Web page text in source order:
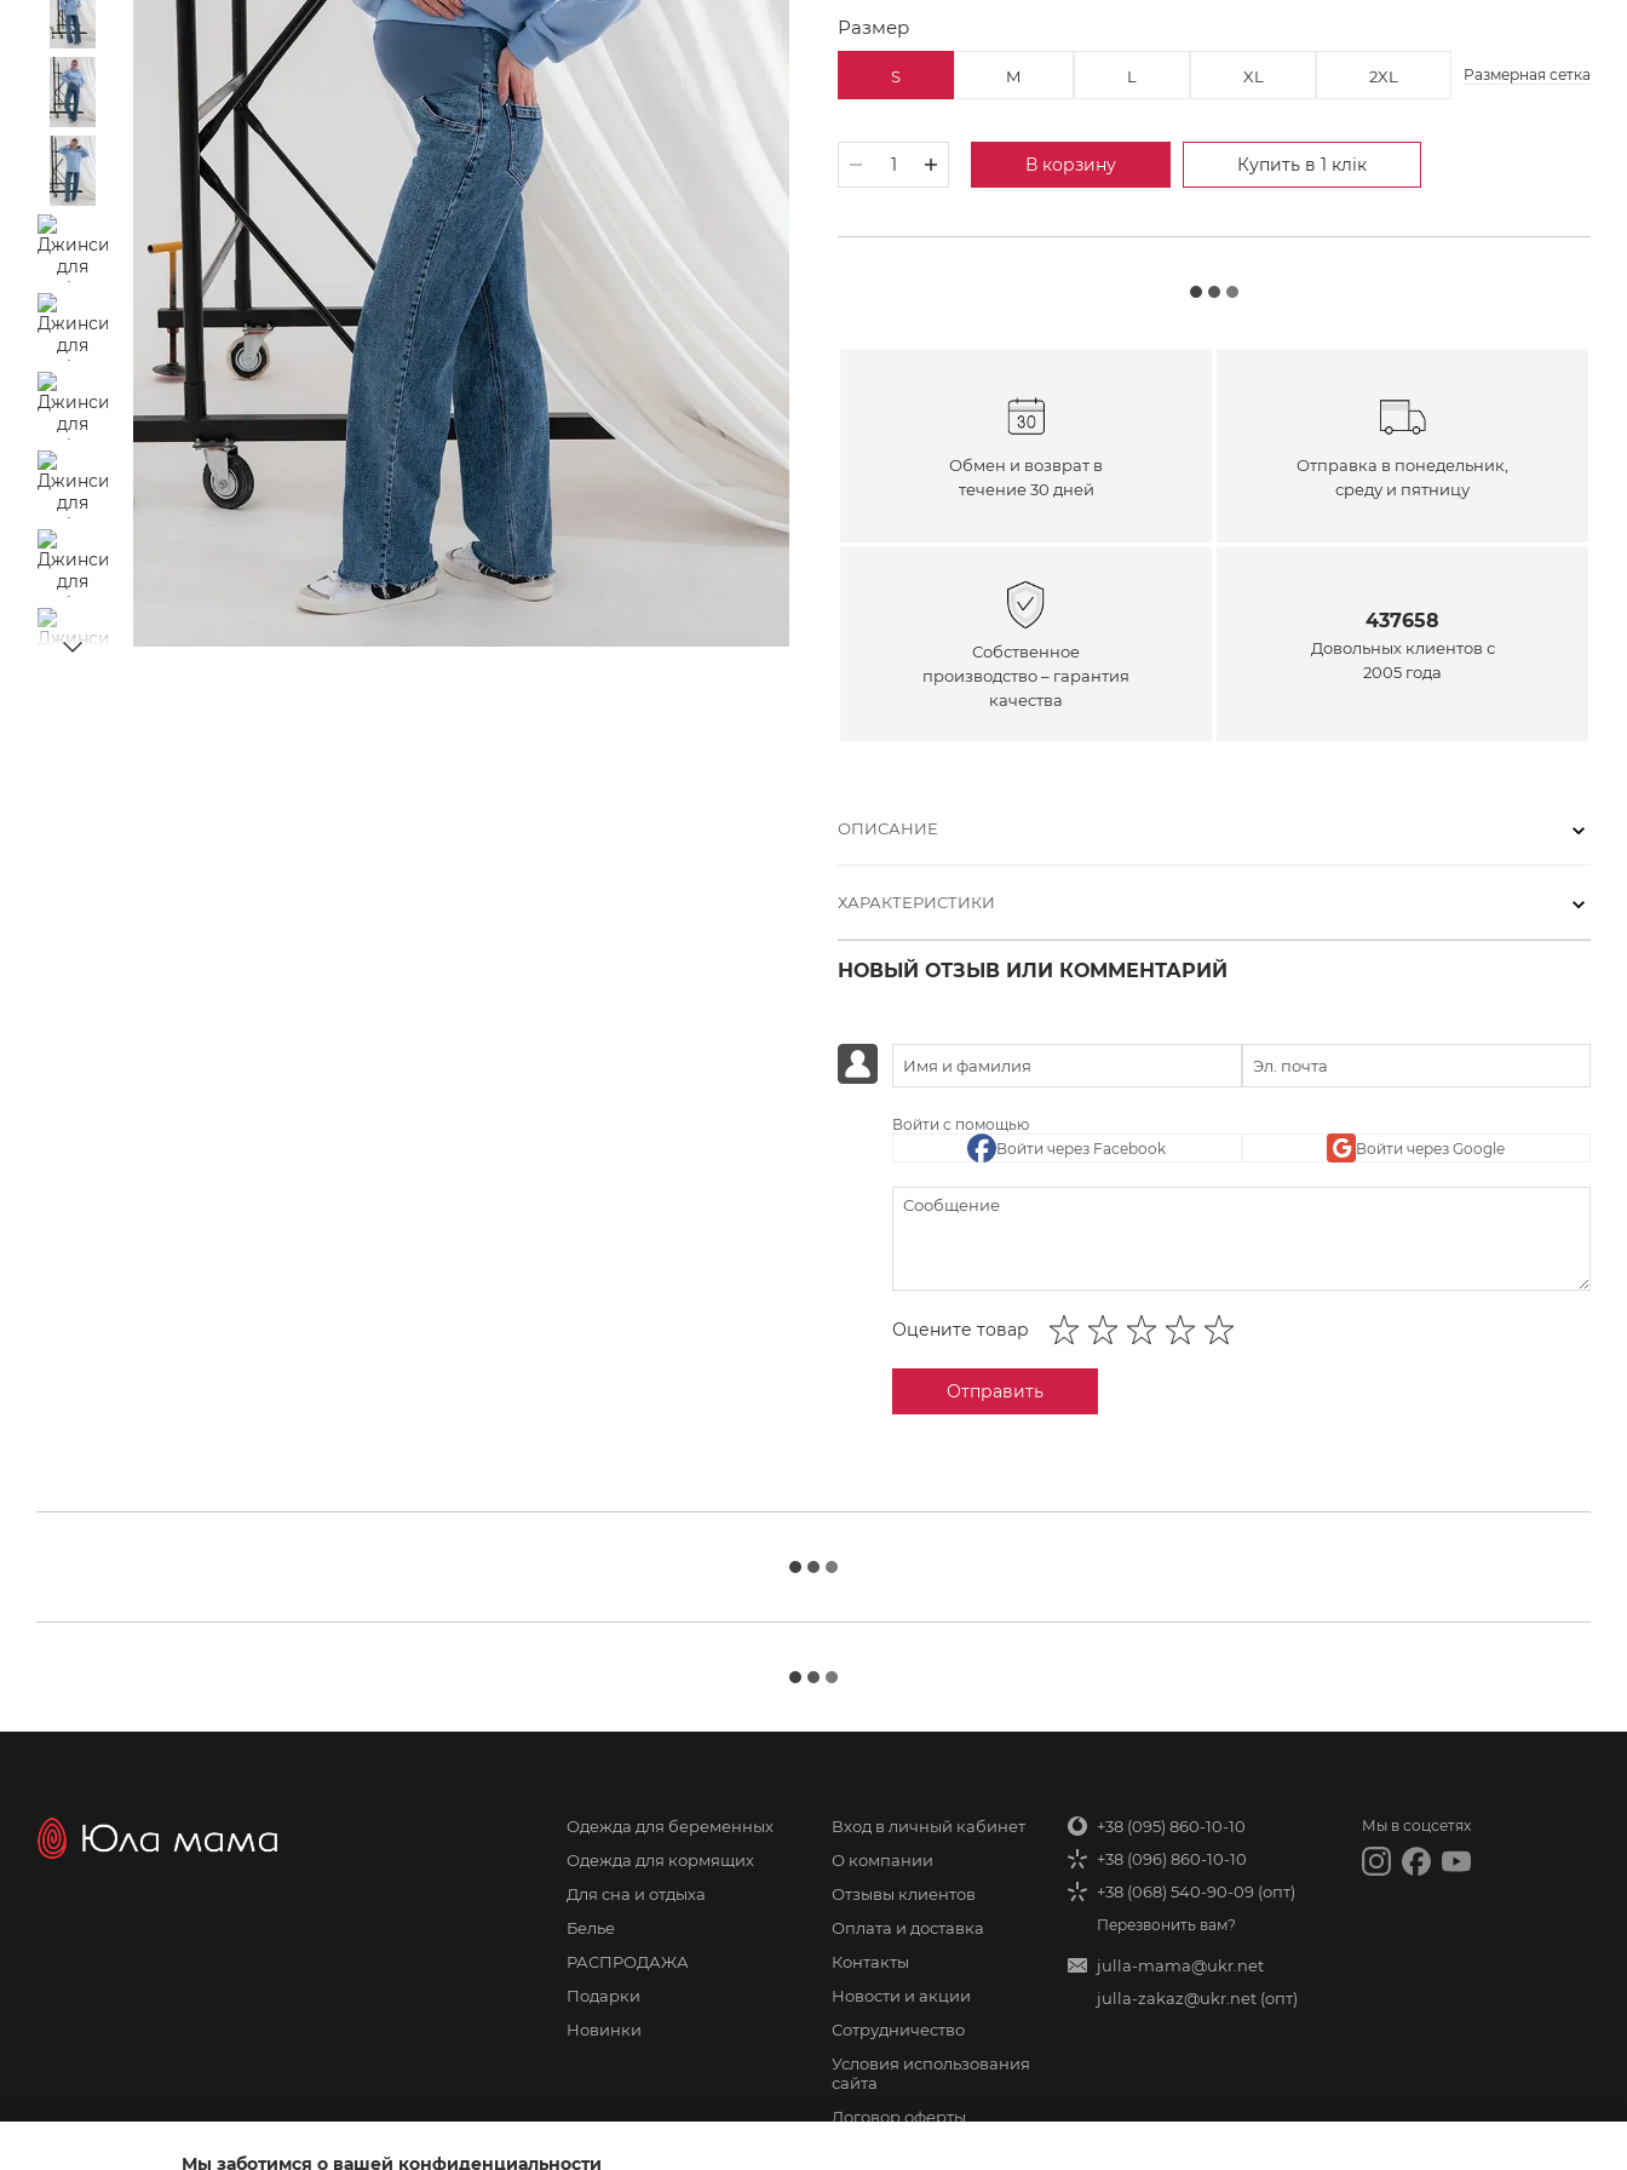
Размер
S M L XL 2XL Размерная сетка
В корзину Купить в 1 клік
Обмен и возврат в
течение 30 дней
Отправка в понедельник,
среду и пятницу
Собственное
производство – гарантия
качества
437658
Довольных клиентов с
2005 года
ОПИСАНИЕ
ХАРАКТЕРИСТИКИ
НОВЫЙ ОТЗЫВ ИЛИ КОММЕНТАРИЙ
Войти с помощью
Войти через Facebook
Войти через Google
Оцените товар
Отправить
Интернет-магазин создан с Хорошоп
Одежда для беременных
Одежда для кормящих
Для сна и отдыха
Белье
РАСПРОДАЖА
Подарки
Новинки
Вход в личный кабинет
О компании
Отзывы клиентов
Оплата и доставка
Контакты
Новости и акции
Сотрудничество
Условия использования
сайта
Договор оферты
+38 (095) 860-10-10
+38 (096) 860-10-10
+38 (068) 540-90-09 (опт)
Перезвонить вам?
julla-mama@ukr.net
julla-zakaz@ukr.net (опт)
Мы в соцсетях
Мы заботимся о вашей конфиденциальности